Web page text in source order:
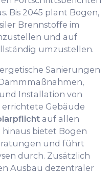
Bis 2045 plant Bogen,
Brennstoffe im
und auf
umzustellen.
Sanierungen
Installation von
Gebäude
auf allen
bietet Bogen
und führt
durch. Zusätzlich
Ausbau dezentraler